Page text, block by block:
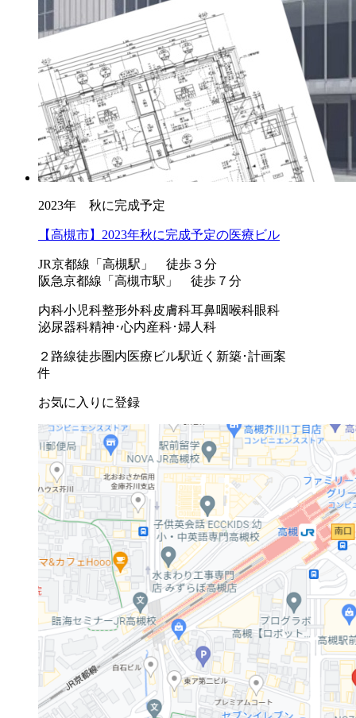
2023年 秋に完成予定
【高槻市】2023年秋に完成予定の医療ビル
JR京都線「高槻駅」 徒歩３分
阪急京都線「高槻市駅」 徒歩７分
内科小児科整形外科皮膚科耳鼻咽喉科眼科
泌尿器科精神･心内産科･婦人科
２路線徒歩圏内医療ビル駅近く 新築･計画案
件
お気に入りに登録